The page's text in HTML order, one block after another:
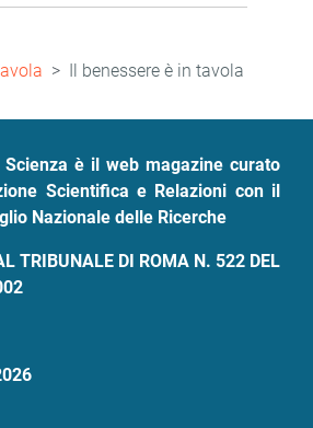
Il benessere è in tavola
Scienza è il web magazine curato
Scientifica e Relazioni con il
Nazionale delle Ricerche
TRIBUNALE DI ROMA N. 522 DEL